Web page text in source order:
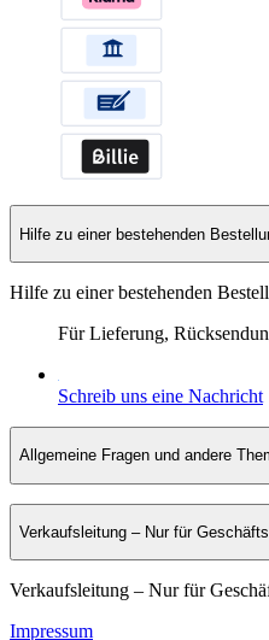
Hilfe zu einer bestehenden
Hilfe zu einer bestehenden
Für Lieferung,
Schreib uns eine Nachricht
Allgemeine Fragen und andere
Verkaufsleitung – Nur für
Verkaufsleitung – Nur für
Impressum